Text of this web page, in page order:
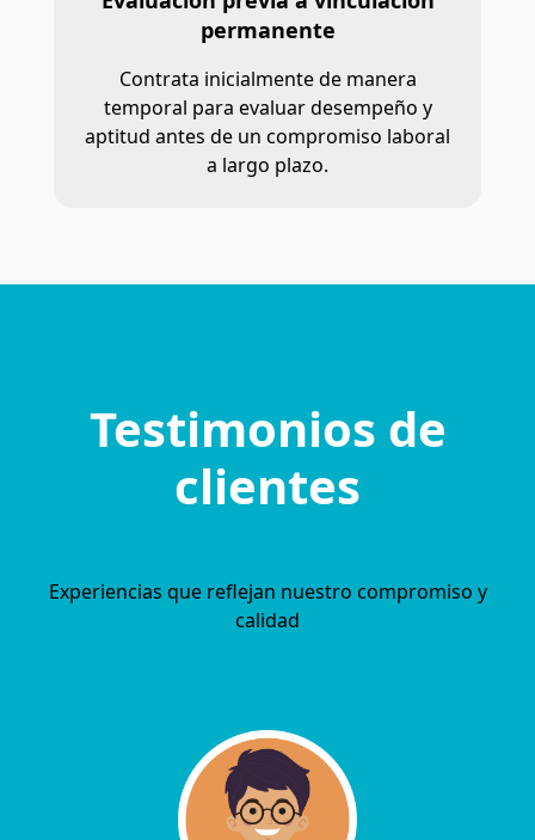
permanente
Contrata inicialmente de manera
temporal para evaluar desempeño y
aptitud antes de un compromiso laboral
a largo plazo.
Testimonios de
clientes
Experiencias que reflejan nuestro compromiso y
calidad